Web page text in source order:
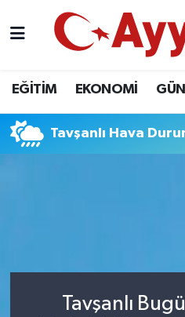
EĞİTİM EKONOMİ
Tavşanlı Hava
Tavşanlı